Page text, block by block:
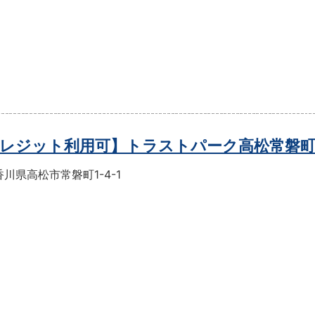
レジット利用可】トラストパーク高松常磐町
川県高松市常磐町1-4-1